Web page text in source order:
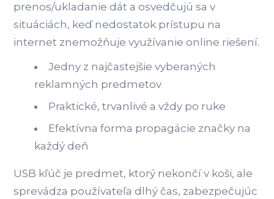
prenos/ukladanie dát a osvedčujú sa v
situáciách, keď nedostatok prístupu na
internet znemožňuje využívanie online riešení.
Jedny z najčastejšie vyberaných
reklamných predmetov
Praktické, trvanlivé a vždy po ruke
Efektívna forma propagácie značky na
každý deň
USB kľúč je predmet, ktorý nekončí v koši, ale
sprevádza používateľa dlhý čas, zabezpečujúc